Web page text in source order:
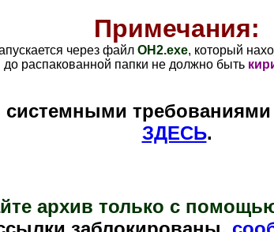
Примечания:
через файл OH2.exe, который
до распакованной папки не должно быть
ЗДЕСЬ.
архив только с